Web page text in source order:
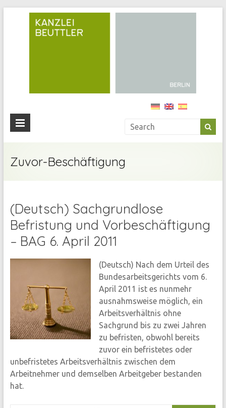
Zuvor-Beschäftigung
(Deutsch) Sachgrundlose
Befristung und Vorbeschäftigung
– BAG 6. April 2011
(Deutsch) Nach dem Urteil des
Bundesarbeitsgerichts vom 6.
April 2011 ist es nunmehr
ausnahmsweise möglich, ein
Arbeitsverhältnis ohne
Sachgrund bis zu zwei Jahren
zu befristen, obwohl bereits
zuvor ein befristetes oder
unbefristetes Arbeitsverhältnis zwischen dem
Arbeitnehmer und demselben Arbeitgeber bestanden
hat.